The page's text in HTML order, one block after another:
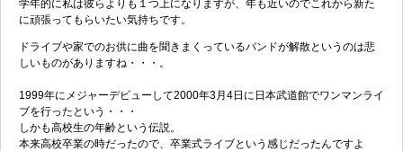
学年的に私は彼らよりも１つ上になりますが、年も近いのでこれから新た
に頑張ってもらいたい気持ちです。
ドライブや家でのお供に曲を聞きまくっているバンドが解散というのは悲
しいものがありますね・・・。
1999年にメジャーデビューして2000年3月4日に日本武道館でワンマンライ
ブを行ったという・・・
しかも高校生の年齢という伝説。
本来高校卒業の時だったので、卒業式ライブという感じだったんですよ